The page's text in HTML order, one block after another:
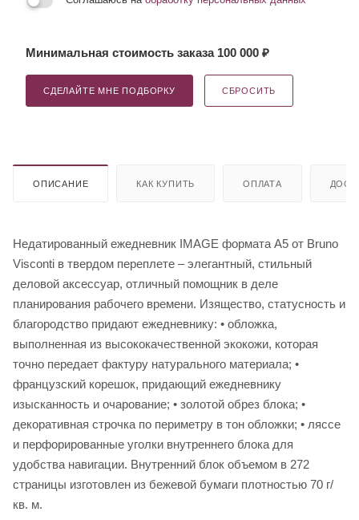
Минимальная стоимость заказа 100 000 ₽
СДЕЛАЙТЕ МНЕ ПОДБОРКУ СБРОСИТЬ
ОПИСАНИЕ КАК КУПИТЬ ОПЛАТА
Недатированный ежедневник IMAGE формата А5 от Bruno
Visconti в твердом переплете – элегантный, стильный
деловой аксессуар, отличный помощник в деле
планирования рабочего времени. Изящество, статусность и
благородство придают ежедневнику: • обложка,
выполненная из высококачественной экокожи, которая
точно передает фактуру натурального материала; •
французский корешок, придающий ежедневнику
изысканность и очарование; • золотой обрез блока; •
декоративная строчка по периметру в тон обложки; • ляссе
и перфорированные уголки внутреннего блока для
удобства навигации. Внутренний блок объемом в 272
страницы изготовлен из бежевой бумаги плотностью 70 г/
кв. м.